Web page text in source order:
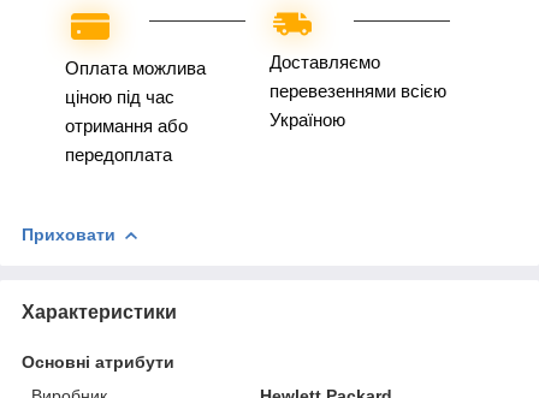
Оплата можлива
ціною під час
отримання або
передоплата
Доставляємо
перевезеннями всією
Україною
Приховати
Характеристики
Основні атрибути